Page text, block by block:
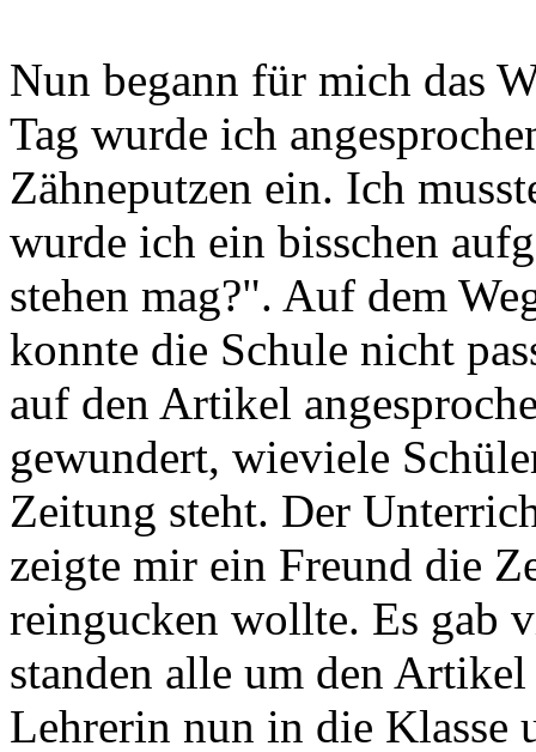
Nun begann für mich das
Tag wurde ich
Zähneputzen ein. Ich
wurde ich ein bisschen
stehen mag?". Auf dem
konnte die Schule nicht
auf den Artikel
gewundert, wieviele
Zeitung steht. Der
zeigte mir ein Freund die
reingucken wollte. Es gab
standen alle um den
Lehrerin nun in die Klasse